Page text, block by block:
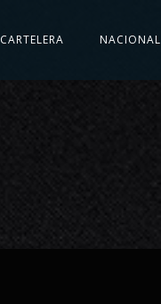
CARTELERA NACIONAL